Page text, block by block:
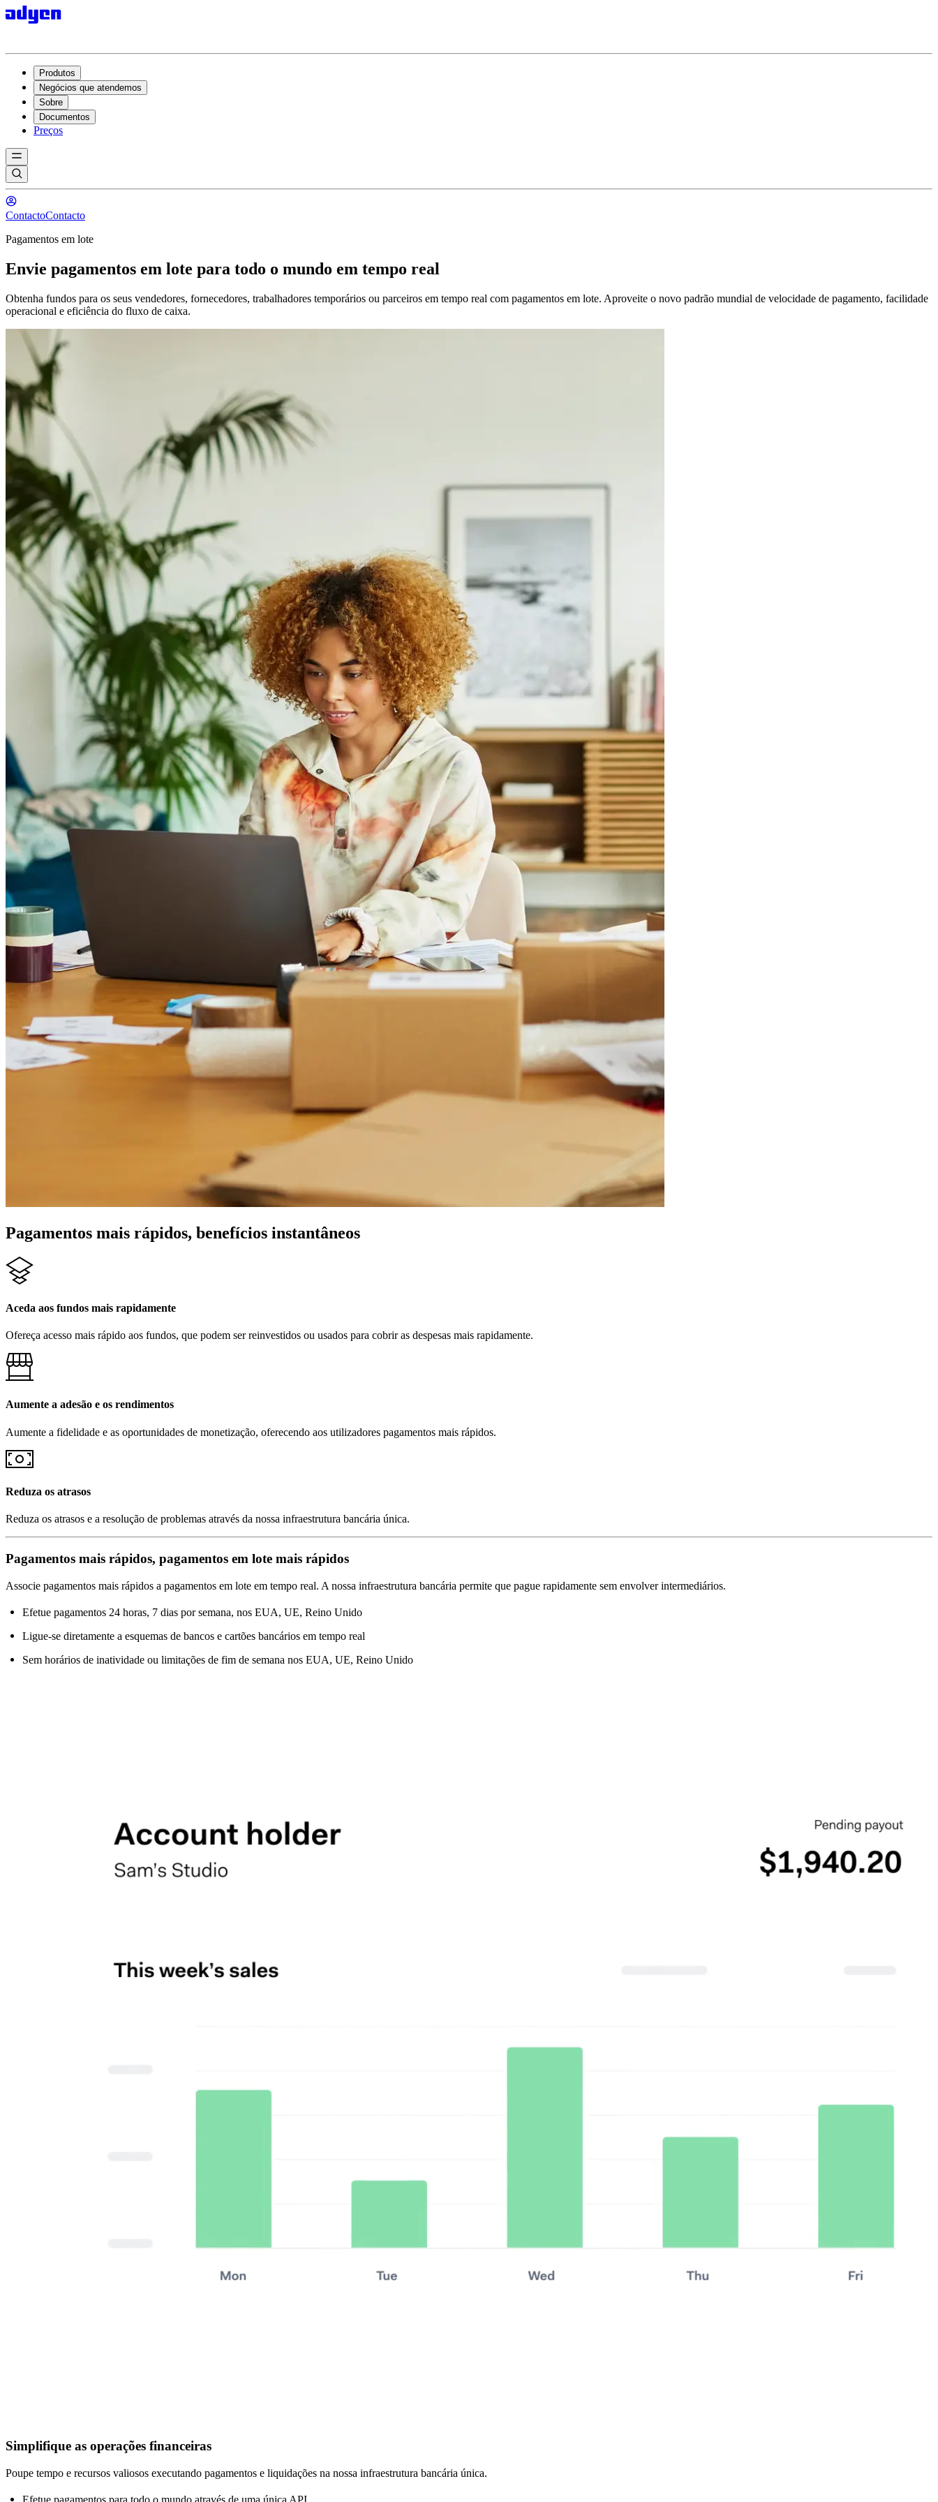
Produtos
Negócios que atendemos
Sobre
Documentos
Preços
ContactoContacto
Pagamentos em lote
Envie pagamentos em lote para todo o mundo em tempo real
Obtenha fundos para os seus vendedores, fornecedores, trabalhadores temporários ou parceiros em tempo real com pagamentos em lote. Aproveite o novo padrão mundial de velocidade de pagamento, facilidade
operacional e eficiência do fluxo de caixa.
Pagamentos mais rápidos, benefícios instantâneos
Aceda aos fundos mais rapidamente
Ofereça acesso mais rápido aos fundos, que podem ser reinvestidos ou usados para cobrir as despesas mais rapidamente.
Aumente a adesão e os rendimentos
Aumente a fidelidade e as oportunidades de monetização, oferecendo aos utilizadores pagamentos mais rápidos.
Reduza os atrasos
Reduza os atrasos e a resolução de problemas através da nossa infraestrutura bancária única.
Pagamentos mais rápidos, pagamentos em lote mais rápidos
Associe pagamentos mais rápidos a pagamentos em lote em tempo real. A nossa infraestrutura bancária permite que pague rapidamente sem envolver intermediários.
Efetue pagamentos 24 horas, 7 dias por semana, nos EUA, UE, Reino Unido
Ligue-se diretamente a esquemas de bancos e cartões bancários em tempo real
Sem horários de inatividade ou limitações de fim de semana nos EUA, UE, Reino Unido
Simplifique as operações financeiras
Poupe tempo e recursos valiosos executando pagamentos e liquidações na nossa infraestrutura bancária única.